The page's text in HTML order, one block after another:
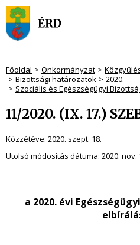
Főoldal Önkormányzat
Bizottsági határozatok
2020.
Szociális és Egészségügyi
11/2020. (IX. 17.)
Közzétéve: 2020. szept. 18.
Utolsó módosítás dátuma: 2020. nov.
a 2020. évi